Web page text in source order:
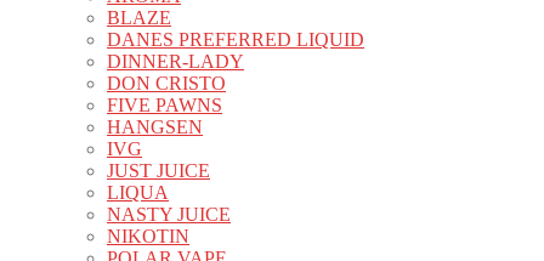
BLAZE
DANES PREFERRED LIQUID
DINNER-LADY
DON CRISTO
FIVE PAWNS
HANGSEN
IVG
JUST JUICE
LIQUA
NASTY JUICE
NIKOTIN